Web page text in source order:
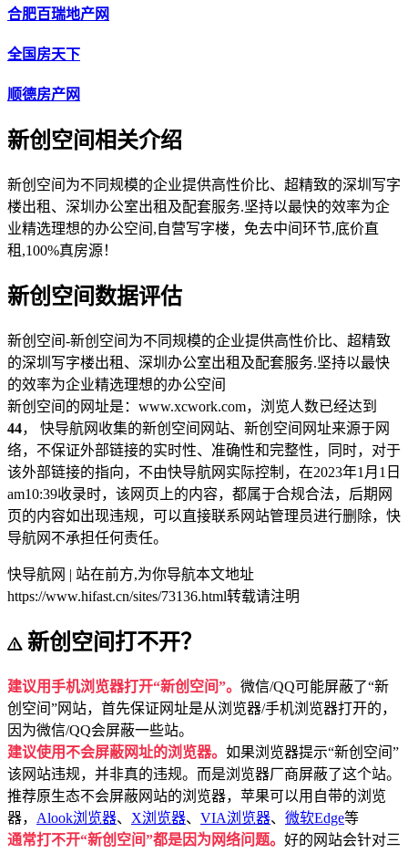
合肥百瑞地产网
全国房天下
顺德房产网
新创空间相关介绍
新创空间为不同规模的企业提供高性价比、超精致的深圳写字
楼出租、深圳办公室出租及配套服务.坚持以最快的效率为企
业精选理想的办公空间,自营写字楼，免去中间环节,底价直
租,100%真房源！
新创空间数据评估
新创空间-新创空间为不同规模的企业提供高性价比、超精致
的深圳写字楼出租、深圳办公室出租及配套服务.坚持以最快
的效率为企业精选理想的办公空间
新创空间的网址是：www.xcwork.com，浏览人数已经达到
44， 快导航网收集的新创空间网站、新创空间网址来源于网
络，不保证外部链接的实时性、准确性和完整性，同时，对于
该外部链接的指向，不由快导航网实际控制，在2023年1月1日
am10:39收录时，该网页上的内容，都属于合规合法，后期网
页的内容如出现违规，可以直接联系网站管理员进行删除，快
导航网不承担任何责任。
快导航网 | 站在前方,为你导航本文地址
https://www.hifast.cn/sites/73136.html转载请注明
新创空间打不开？
建议用手机浏览器打开“新创空间”。 微信/QQ可能屏蔽了“新
创空间”网站，首先保证网址是从浏览器/手机浏览器打开的，
因为微信/QQ会屏蔽一些站。
建议使用不会屏蔽网址的浏览器。 如果浏览器提示“新创空间”
该网站违规，并非真的违规。而是浏览器厂商屏蔽了这个站。
推荐原生态不会屏蔽网站的浏览器，苹果可以用自带的浏览
器， Alook浏览器、 X浏览器、 VIA浏览器、 微软Edge等
通常打不开“新创空间”都是因为网络问题。 好的网站会针对三